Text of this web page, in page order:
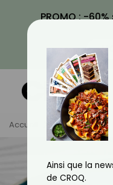
PROMO : -
Accueil Tag Thon
Ainsi que la
de CROQ.